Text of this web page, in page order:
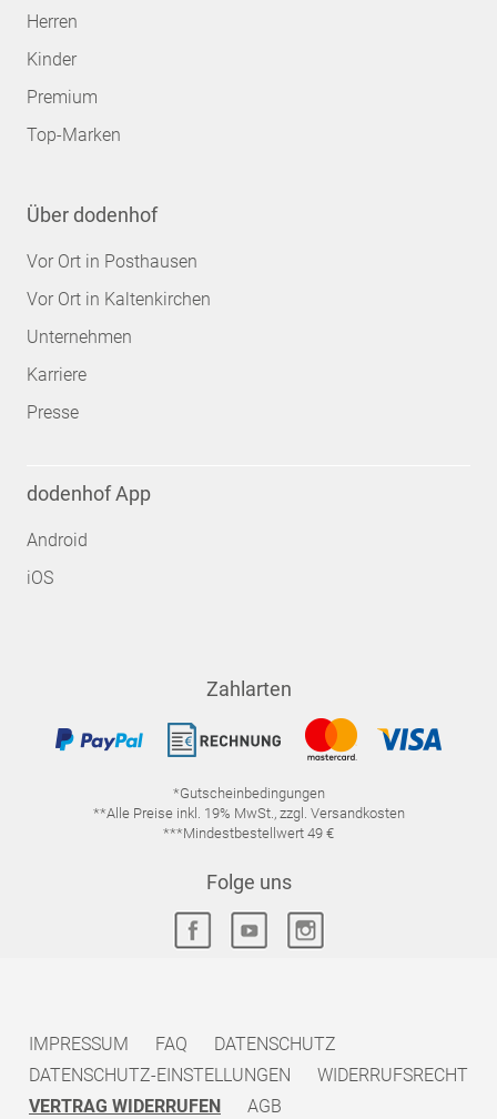
Herren
Kinder
Premium
Top-Marken
Über dodenhof
Vor Ort in Posthausen
Vor Ort in Kaltenkirchen
Unternehmen
Karriere
Presse
dodenhof App
Android
iOS
Zahlarten
*Gutscheinbedingungen
**Alle Preise inkl. 19% MwSt., zzgl. Versandkosten
***Mindestbestellwert 49 €
Folge uns
IMPRESSUM FAQ
DATENSCHUTZ
DATENSCHUTZ-EINSTELLUNGEN
WIDERRUFSRECHT
VERTRAG WIDERRUFEN
AGB